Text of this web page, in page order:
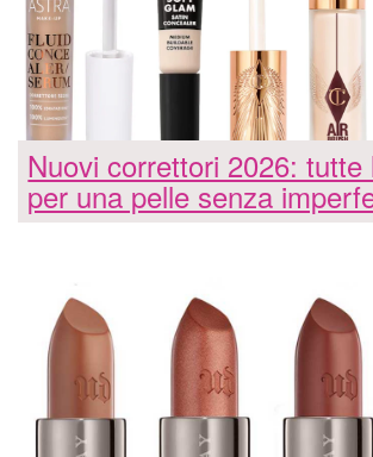
Nuovi correttori 2026: tutte
per una pelle senza